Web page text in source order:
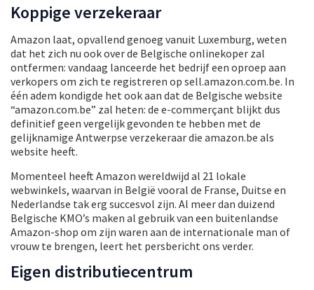
Koppige verzekeraar
Amazon laat, opvallend genoeg vanuit Luxemburg, weten
dat het zich nu ook over de Belgische onlinekoper zal
ontfermen: vandaag lanceerde het bedrijf een oproep aan
verkopers om zich te registreren op sell.amazon.com.be. In
één adem kondigde het ook aan dat de Belgische website
“amazon.com.be” zal heten: de e-commerçant blijkt dus
definitief geen vergelijk gevonden te hebben met de
gelijknamige Antwerpse verzekeraar die amazon.be als
website heeft.
Momenteel heeft Amazon wereldwijd al 21 lokale
webwinkels, waarvan in België vooral de Franse, Duitse en
Nederlandse tak erg succesvol zijn. Al meer dan duizend
Belgische KMO’s maken al gebruik van een buitenlandse
Amazon-shop om zijn waren aan de internationale man of
vrouw te brengen, leert het persbericht ons verder.
Eigen distributiecentrum